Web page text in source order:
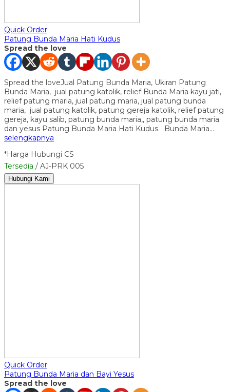
Quick Order
Patung Bunda Maria Hati Kudus
Spread the love
Spread the loveJual Patung Bunda Maria, Ukiran Patung
Bunda Maria, jual patung katolik, relief Bunda Maria kayu jati,
relief patung maria, jual patung maria, jual patung bunda
maria, jual patung katolik, patung gereja katolik, relief patung
gereja, kayu salib, patung bunda maria,, patung bunda maria
dan yesus Patung Bunda Maria Hati Kudus Bunda Maria…
selengkapnya
*Harga Hubungi CS
Tersedia / AJ-PRK 005
Hubungi Kami
Quick Order
Patung Bunda Maria dan Bayi Yesus
Spread the love